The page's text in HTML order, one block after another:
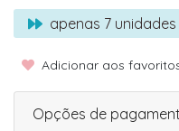
apenas 7
Adicionar aos
Opções de